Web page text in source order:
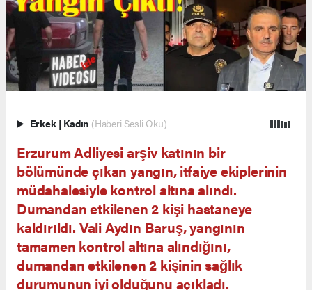
Erkek | Kadın (Haberi Sesli Oku)
Erzurum Adliyesi arşiv katının bir
bölümünde çıkan yangın, itfaiye ekiplerinin
müdahalesiyle kontrol altına alındı.
Dumandan etkilenen 2 kişi hastaneye
kaldırıldı. Vali Aydın Baruş, yangının
tamamen kontrol altına alındığını,
dumandan etkilenen 2 kişinin sağlık
durumunun iyi olduğunu açıkladı.